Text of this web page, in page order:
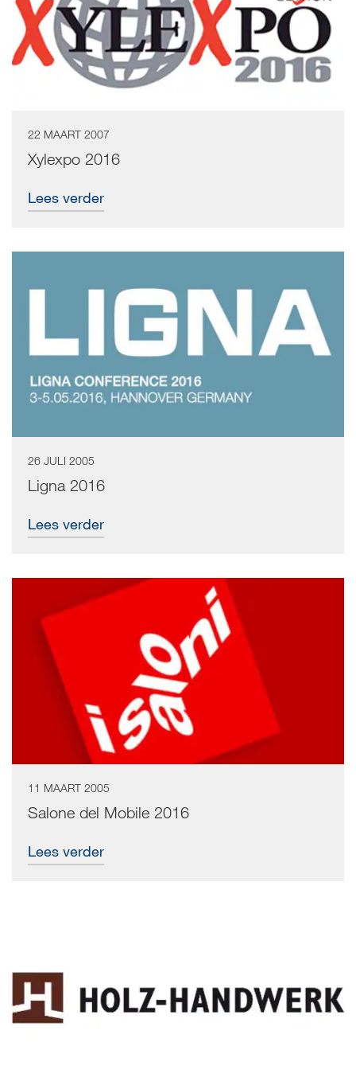
22 MAART 2007
Xylexpo 2016
Lees verder
26 JULI 2005
Ligna 2016
Lees verder
11 MAART 2005
Salone del Mobile 2016
Lees verder